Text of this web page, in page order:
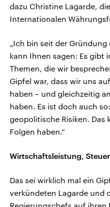
dazu Christine Lagarde,
Internationalen
„Ich bin seit der
kann Ihnen sagen: Es gibt
Themen, die wir
Gipfel war, dass wir uns
haben – und gleichzeitig
haben. Es ist doch auch
geopolitische Risiken.
Folgen haben.“
Wirtschaftsleistung,
Das sei wirklich mal ein
verkündeten Lagarde und